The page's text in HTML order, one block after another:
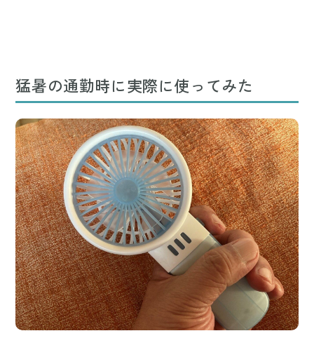
猛暑の通勤時に実際に使ってみた